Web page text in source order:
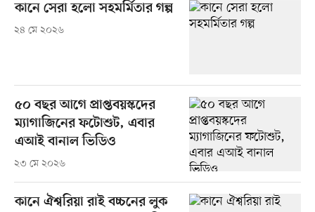
কানে সেরা হলো সহমর্মিতার গল্প
২৪ মে ২০২৬
৫০ বছর আগে প্রাপ্তবয়স্কদের
ম্যাগাজিনের ফটোশুট, এবার
এআই বানাল ভিডিও
২৩ মে ২০২৬
কানে ঐশ্বরিয়া রাই বচ্চনের লুক